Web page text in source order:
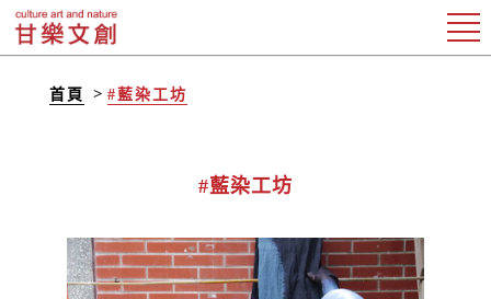
首頁 #藍染工坊
#藍染工坊